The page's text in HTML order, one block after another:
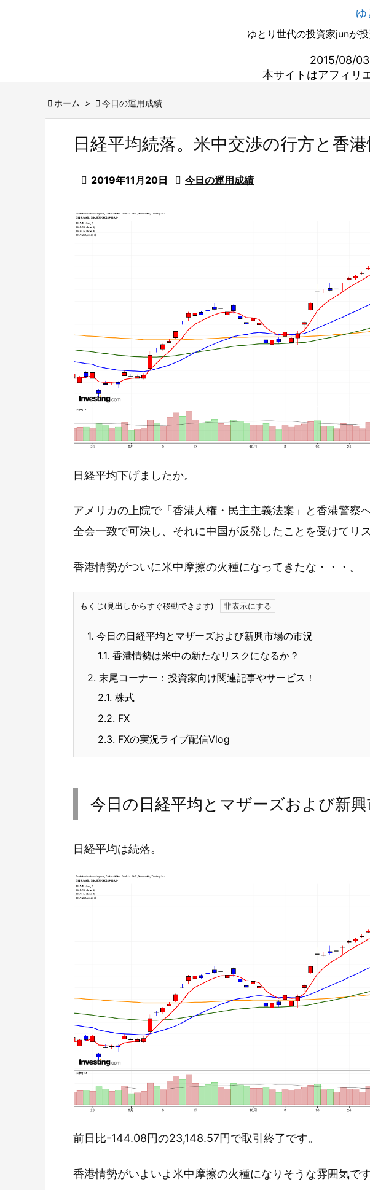
ゆ
ゆとり世代の投資家junが
2015/08/03
本サイトはアフィリ
 ホーム >  今日の運用成績
日経平均続落。米中交渉の行方と香港
 2019年11月20日  今日の運用成績
日経平均下げましたか。
アメリカの上院で「香港人権・民主主義法案」と香港警察
全会一致で可決し、それに中国が反発したことを受けてリ
香港情勢がついに米中摩擦の火種になってきたな・・・。
もくじ(見出しからすぐ移動できます)
1. 今日の日経平均とマザーズおよび新興市場の市況
1.1. 香港情勢は米中の新たなリスクになるか？
2. 末尾コーナー：投資家向け関連記事やサービス！
2.1. 株式
2.2. FX
2.3. FXの実況ライブ配信Vlog
今日の日経平均とマザーズおよび新
日経平均は続落。
前日比-144.08円の23,148.57円で取引終了です。
香港情勢がいよいよ米中摩擦の火種になりそうな雰囲気で